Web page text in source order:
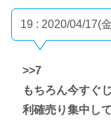
19 : 2020/04/17(
>>7
もちろん今すぐ
利確売り集中し